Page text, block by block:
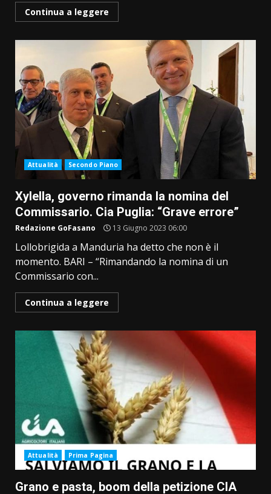
Continua a leggere
Attualità Secondo Piano
Xylella, governo rimanda la nomina del
Commissario. Cia Puglia: “Grave errore”
Redazione GoFasano 13 Giugno 2023 06:00
Lollobrigida a Manduria ha detto che non è il
momento. BARI – “Rimandando la nomina di un
Commissario con...
Continua a leggere
Attualità Prima Pagina
Grano e pasta, boom della petizione CIA